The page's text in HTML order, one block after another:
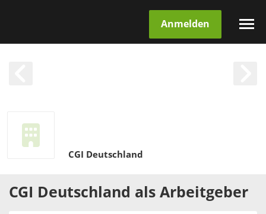
Anmelden
CGI Deutschland
CGI Deutschland als Arbeitgeber